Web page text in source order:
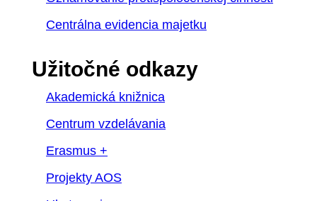
Centrálna evidencia majetku
Užitočné odkazy
Akademická knižnica
Centrum vzdelávania
Erasmus +
Projekty AOS